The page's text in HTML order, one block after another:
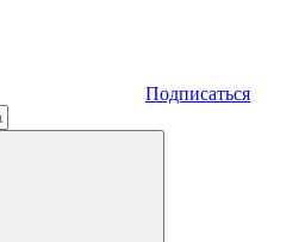
Подписаться